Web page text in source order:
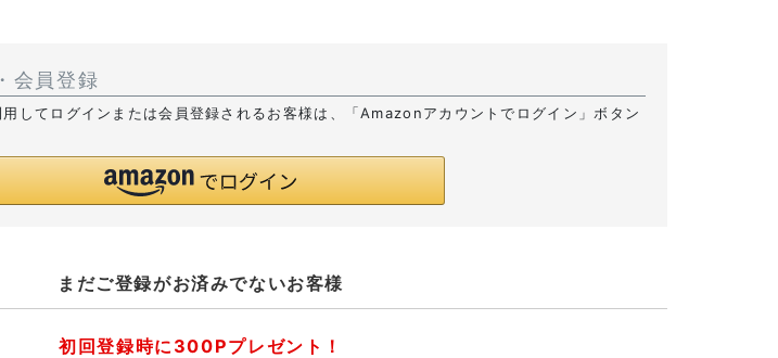
会員登録
してログインまたは会員登録されるお客様は、「Amazonアカウントでログイン」ボタン
まだご登録がお済みでないお客様
初回登録時に300Pプレゼント！